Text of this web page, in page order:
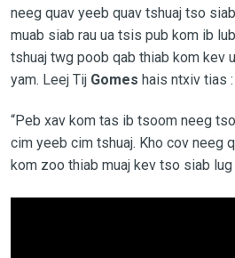
neeg quav yeeb quav tshuaj tso
muab siab rau ua tsis pub kom ib
tshuaj twg poob qab thiab kom kev
yam. Leej Tij Gomes hais ntxiv tias :
“Peb xav kom tas ib tsoom neeg
cim yeeb cim tshuaj. Kho cov neeg
kom zoo thiab muaj kev tso siab lug